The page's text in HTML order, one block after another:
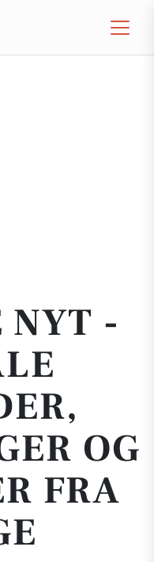
NYT -
OG
FRA